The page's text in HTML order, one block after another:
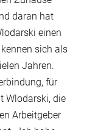
daran hat
einen
sich als
Jahren.
für
Wlodarski, die
Arbeitgeber